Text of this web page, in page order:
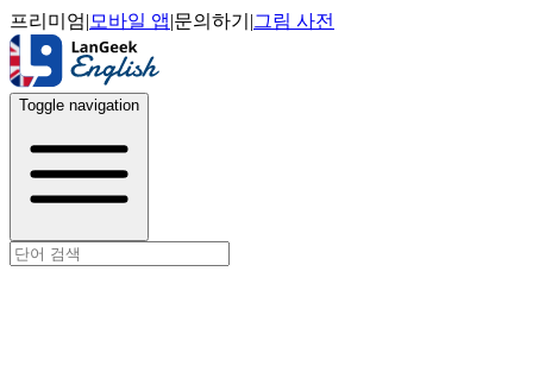
프리미엄| 모바일 앱|문의하기 |그림 사전
Toggle navigation